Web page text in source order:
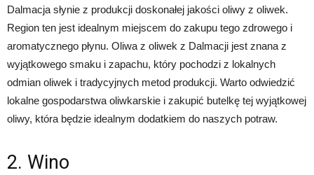
Dalmacja słynie z produkcji doskonałej jakości oliwy z oliwek.
Region ten jest idealnym miejscem do zakupu tego zdrowego i
aromatycznego płynu. Oliwa z oliwek z Dalmacji jest znana z
wyjątkowego smaku i zapachu, który pochodzi z lokalnych
odmian oliwek i tradycyjnych metod produkcji. Warto odwiedzić
lokalne gospodarstwa oliwkarskie i zakupić butelkę tej wyjątkowej
oliwy, która będzie idealnym dodatkiem do naszych potraw.
2. Wino